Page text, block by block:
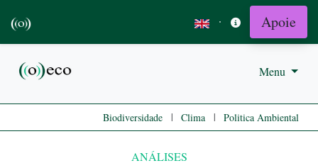
· Apoie
Menu
Biodiversidade | Clima | Politica Ambiental
ANÁLISES